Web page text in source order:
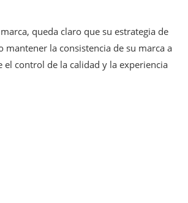
queda claro que su estrategia de
la consistencia de su marca a
control de la calidad y la experiencia